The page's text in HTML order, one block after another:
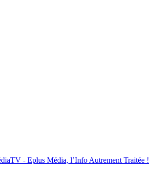
- Eplus Média, l’Info Autrement Traitée !